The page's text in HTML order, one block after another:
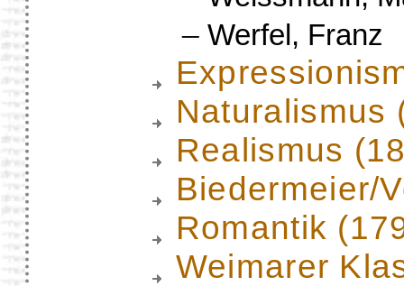
– Werfel, Franz
Naturalismus
Realismus
Biedermeier/
Romantik
Weimarer